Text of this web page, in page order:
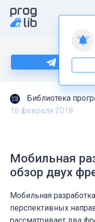
Больше
Библиотека
16 февраля 2018
Мобильная
обзор двух
Мобильная
перспективных